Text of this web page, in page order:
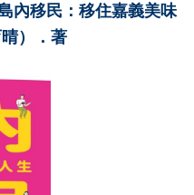
內移民：移住嘉義美味
）．著